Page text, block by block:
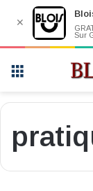
✕
Sur